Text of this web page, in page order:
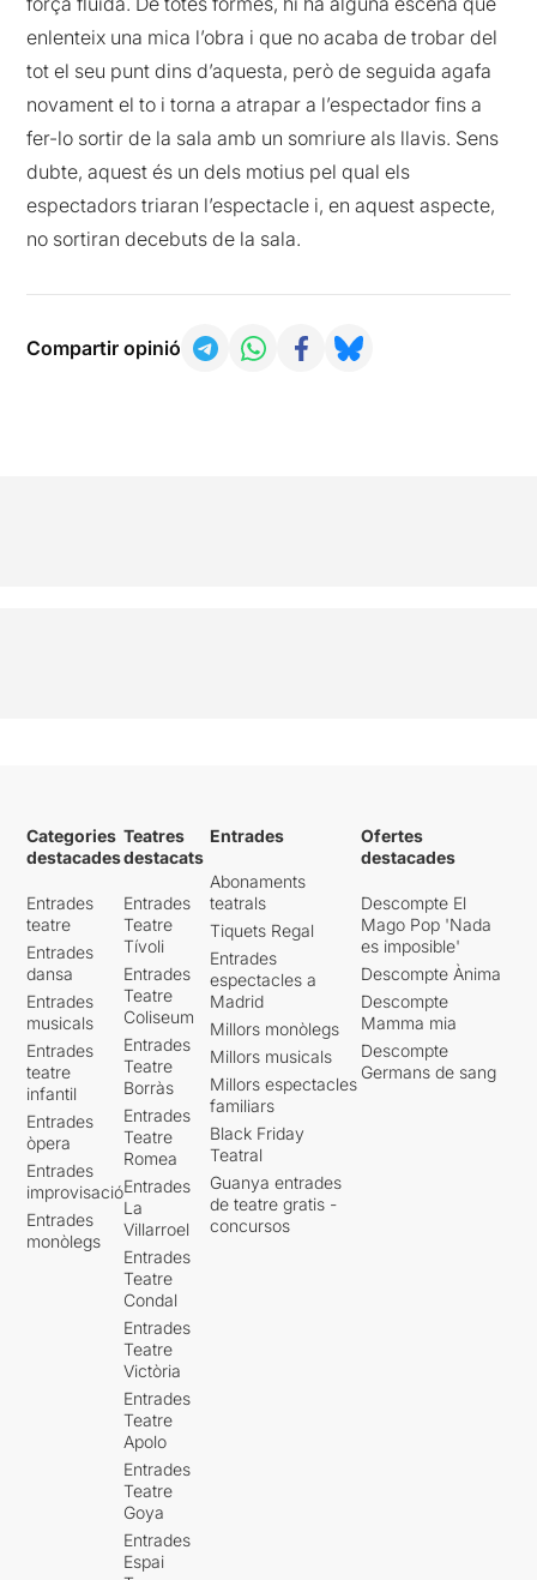
enlenteix una mica l’obra i que no acaba de trobar del
tot el seu punt dins d’aquesta, però de seguida agafa
novament el to i torna a atrapar a l’espectador fins a
fer-lo sortir de la sala amb un somriure als llavis. Sens
dubte, aquest és un dels motius pel qual els
espectadors triaran l’espectacle i, en aquest aspecte,
no sortiran decebuts de la sala.
Compartir opinió
Categories
destacades
Entrades
teatre
Entrades
dansa
Entrades
musicals
Entrades
teatre
infantil
Entrades
òpera
Entrades
improvisació
Entrades
monòlegs
Teatres
destacats
Entrades
Teatre
Tívoli
Entrades
Teatre
Coliseum
Entrades
Teatre
Borràs
Entrades
Teatre
Romea
Entrades
La
Villarroel
Entrades
Teatre
Condal
Entrades
Teatre
Victòria
Entrades
Teatre
Apolo
Entrades
Teatre
Goya
Entrades
Espai
Entrades
Abonaments
teatrals
Tiquets Regal
Entrades
espectacles a
Madrid
Millors monòlegs
Millors musicals
Millors espectacles
familiars
Black Friday
Teatral
Guanya entrades
de teatre gratis -
concursos
Ofertes
destacades
Descompte El
Mago Pop 'Nada
es imposible'
Descompte Ànima
Descompte
Mamma mia
Descompte
Germans de sang